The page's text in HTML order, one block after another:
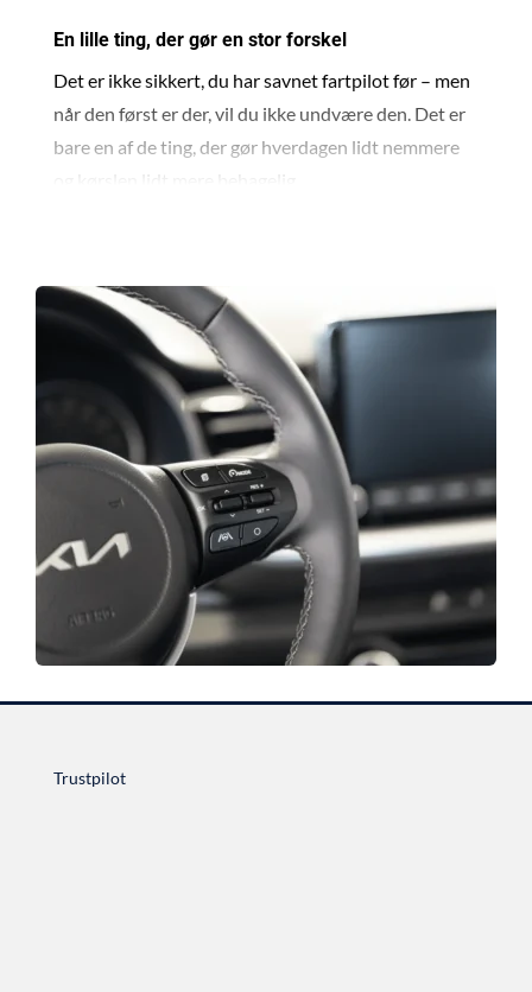
En lille ting, der gør en stor forskel
Det er ikke sikkert, du har savnet fartpilot før – men
når den først er der, vil du ikke undvære den. Det er
bare en af de ting, der gør hverdagen lidt nemmere
Trustpilot